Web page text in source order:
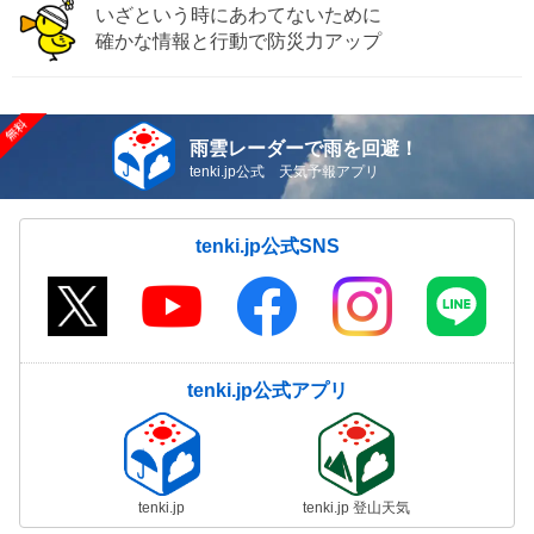
いざという時にあわてないために
確かな情報と行動で防災力アップ
雨雲レーダーで雨を回避！
tenki.jp公式 天気予報アプリ
tenki.jp公式SNS
tenki.jp公式アプリ
tenki.jp tenki.jp 登山天気